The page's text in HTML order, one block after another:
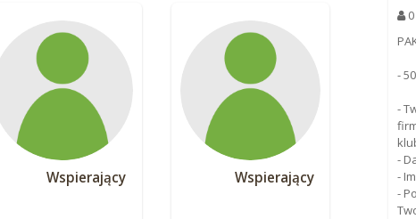
Wspierający Wspierający
0
-
-
-
-
-